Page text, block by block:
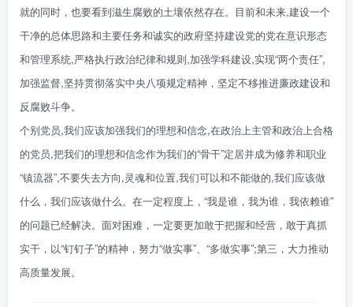
就的同时，也要看到滋生腐败的土壤依然存在。目前和未来,建设一个
干净的总体思路和主要任务和诚实的政府坚持建设党的党在意识形态
和管理系统,严格执行政治纪律和规则,加强学科建设,实现“两个责任”,
加强监督,坚持贯彻落实中央八项规定精神，坚定不移推进廉政建设和
反腐败斗争。
个别党员,我们应该加强我们的理想和信念,在政治上主管和政治上合格
的党员,把我们的理想和信念作为我们的“骨干”定居并成为修养和职业
“镇流器”,不要失去方向,灵魂和位置,我们可以和不能做的,我们应该做
什么，我们应该做什么。在一定程度上，“我是谁，我为谁，我依赖谁”
的问题已经解决。面对困难，一定要更加敢于把握和经营，敢于真抓
实干，以“钉钉子”的精神，努力“做实事”、“多做实事”;第三，大力推动
高质量发展。